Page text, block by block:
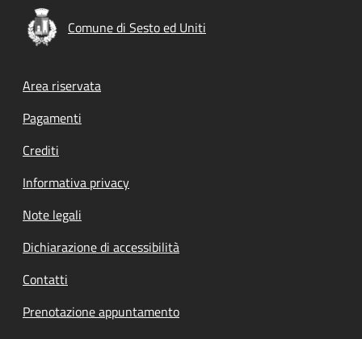
Comune di Sesto ed Uniti
Footer menu
Area riservata
Pagamenti
Crediti
Informativa privacy
Note legali
Dichiarazione di accessibilità
Contatti
Prenotazione appuntamento